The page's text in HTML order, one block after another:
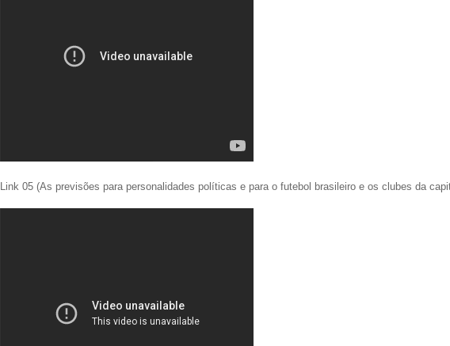
Link 05 (As previsões para personalidades políticas e para o futebol brasileiro e os clubes da